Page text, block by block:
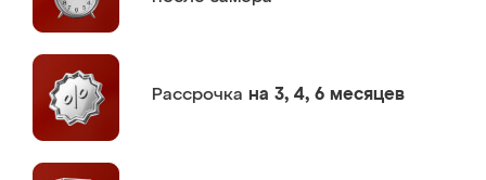
Рассрочка на 3, 4, 6 месяцев